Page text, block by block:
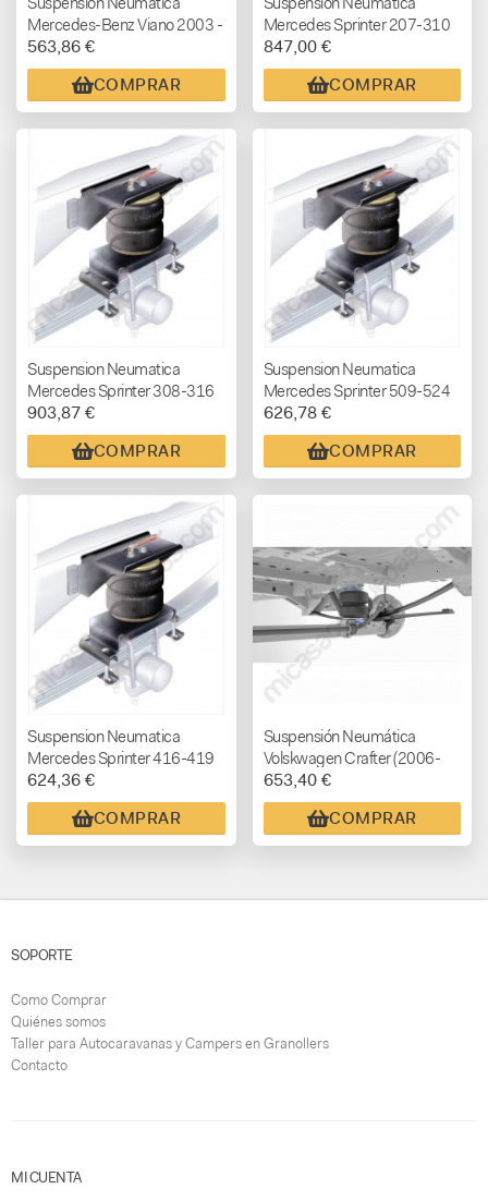
Mercedes-Benz Viano 2003 -
2014 - COIL RITE
563,86 €
COMPRAR
Mercedes Sprinter 207-310
1988 - 1996 KIT BASICO
(NO APTA CHASIS ALKO)
847,00 €
COMPRAR
Suspension Neumatica
Mercedes Sprinter 308-316
1996 - 2006 KIT BASICO
(NO APTA CHASIS ALKO)
903,87 €
COMPRAR
Suspension Neumatica
Mercedes Sprinter 509-524
+2006 -RUEDA GEMELA-
626,78 €
COMPRAR
Suspension Neumatica
Mercedes Sprinter 416-419
+2007 KIT BASICO (NO
APTA CHASIS ALKO)
624,36 €
COMPRAR
Suspensión Neumática
Volskwagen Crafter (2006-
2018) y Mercedes Sprinter
(2006-2018) VB BASIC
653,40 €
COMPRAR
SOPORTE
Como Comprar
Quiénes somos
Taller para Autocaravanas y Campers en Granollers
Contacto
MI CUENTA